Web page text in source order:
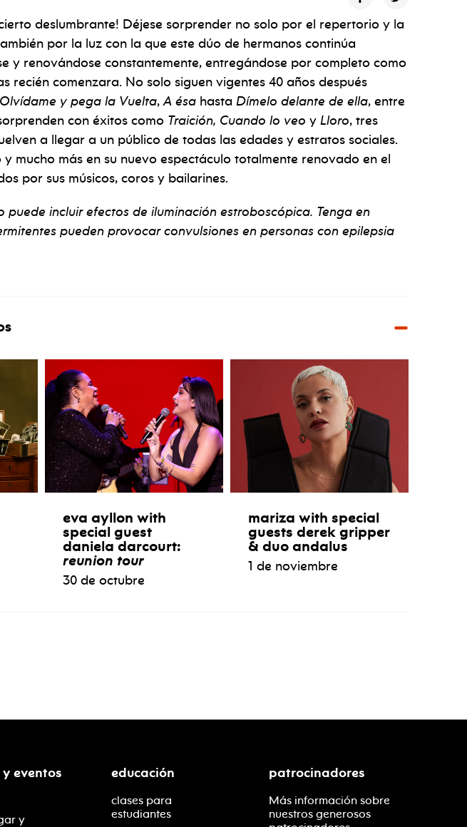
deslumbrante! Déjese sorprender no solo por el repertorio y la
por la luz con la que este dúo de hermanos continúa
y renovándose constantemente, entregándose por completo como
recién comenzara. No solo siguen vigentes 40 años después
Olvídame y pega la Vuelta,A ésa hasta Dímelo delante de ella, entre
con éxitos como Traición, Cuando lo veo y Lloro, tres
a llegar a un público de todas las edades y estratos sociales.
mucho más en su nuevo espectáculo totalmente renovado en el
por sus músicos, coros y bailarines.
puede incluir efectos de iluminación estroboscópica. Tenga en
pueden provocar convulsiones en personas con epilepsia
eva ayllon with
special guest
daniela darcourt:
reunion tour
30 de octubre
mariza with special
guests derek gripper
& duo andalus
1 de noviembre
eventos
y
educación
clases para
estudiantes
patrocinadores
Más información sobre
nuestros generosos